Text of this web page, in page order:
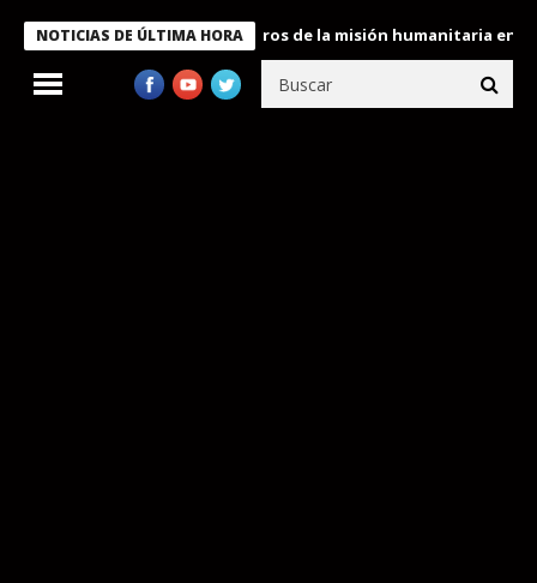
NOTICIAS DE ÚLTIMA HORA
Bukele condecora a miembros de la misión humanitaria enviada